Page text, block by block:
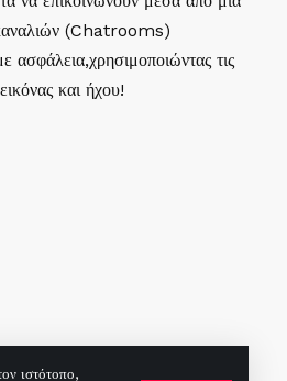
ιστότοπο,
(Chatrooms)
ασφάλεια,χρησιμοποιώντας τις
και ήχου!